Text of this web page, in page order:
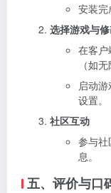
安装完
选择游戏与
在客户
（如
启动
设置。
社区互动
参与
息。
五、评价与口